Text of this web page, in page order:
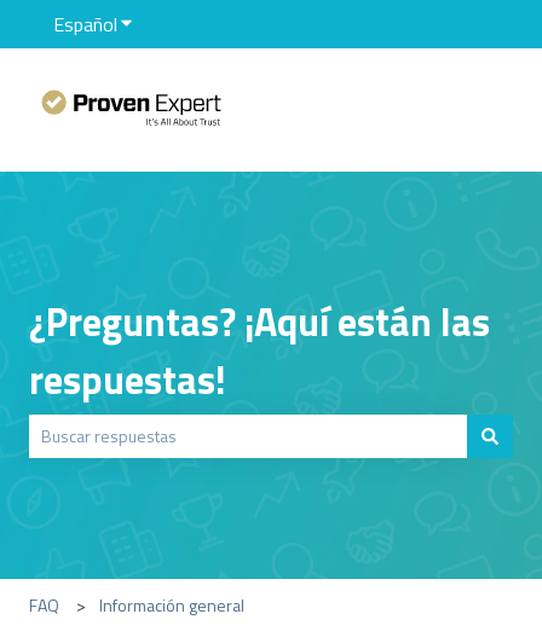
EspañolTraducciones de Mostrar submenú de
¿Preguntas? ¡Aquí están las
respuestas!
FAQ Información general